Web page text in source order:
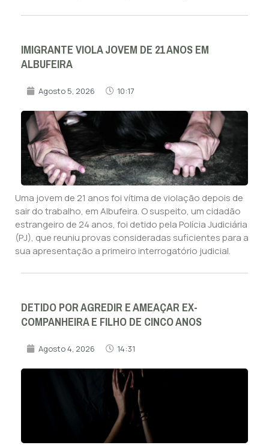
IMIGRANTE VIOLA JOVEM DE 21 ANOS EM
ALBUFEIRA
Agosto 5, 2026 10:17
Uma jovem de 21 anos foi vítima de violação depois de
sair do trabalho, em Albufeira. O suspeito, um cidadão
estrangeiro de 24 anos, foi detido pela Polícia Judiciária
(PJ), que reuniu provas consideradas suficientes para a
sua apresentação a primeiro interrogatório judicial.
DETIDO POR AGREDIR E AMEAÇAR EX-
COMPANHEIRA E FILHO DE CINCO ANOS
Agosto 4, 2026 14:31